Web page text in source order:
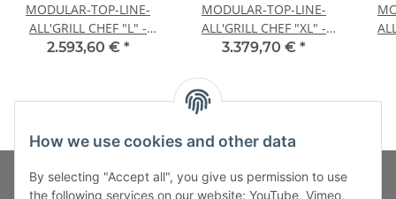
MODULAR-TOP-LINE-
ALL'GRILL CHEF "L" -
Basic Model-
2.593,60 € *
MODULAR-TOP-LINE-
ALL'GRILL CHEF "XL" -
Basic modell-
3.379,70 € *
How we use cookies and other data
By selecting "Accept all", you give us permission to use
the following services on our website: YouTube, Vimeo,